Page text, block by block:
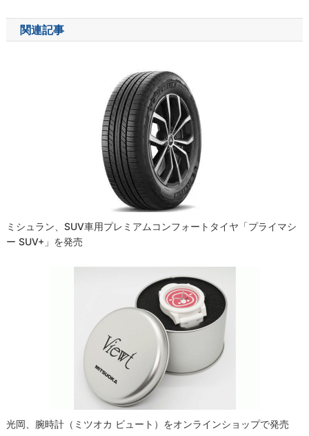
ナ
ビ
関連記事
ミシュラン、SUV車用プレミアムコンフォートタイヤ「プライマシ
ー SUV+」を発売
光岡、腕時計（ミツオカ ビュート）をオンラインショップで発売